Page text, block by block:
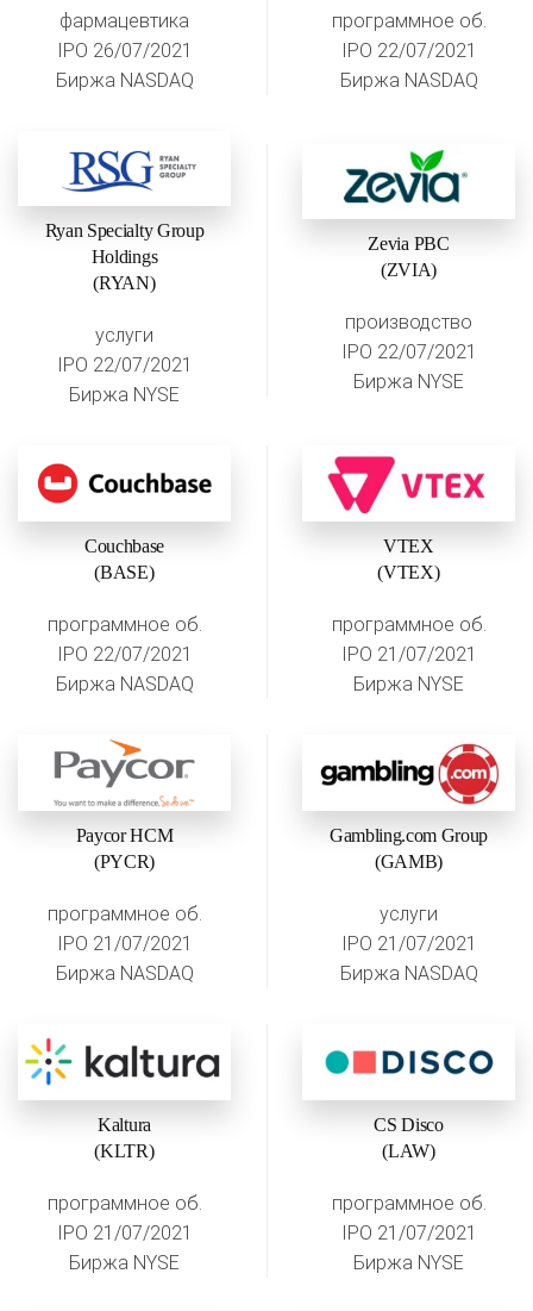
фармацевтика
IPO 26/07/2021
Биржа NASDAQ
программное об.
IPO 22/07/2021
Биржа NASDAQ
Ryan Specialty Group
Holdings
(RYAN)
услуги
IPO 22/07/2021
Биржа NYSE
Zevia PBC
(ZVIA)
производство
IPO 22/07/2021
Биржа NYSE
Couchbase
(BASE)
программное об.
IPO 22/07/2021
Биржа NASDAQ
VTEX
(VTEX)
программное об.
IPO 21/07/2021
Биржа NYSE
Paycor HCM
(PYCR)
программное об.
IPO 21/07/2021
Биржа NASDAQ
Gambling.com Group
(GAMB)
услуги
IPO 21/07/2021
Биржа NASDAQ
Kaltura
(KLTR)
программное об.
IPO 21/07/2021
Биржа NYSE
CS Disco
(LAW)
программное об.
IPO 21/07/2021
Биржа NYSE